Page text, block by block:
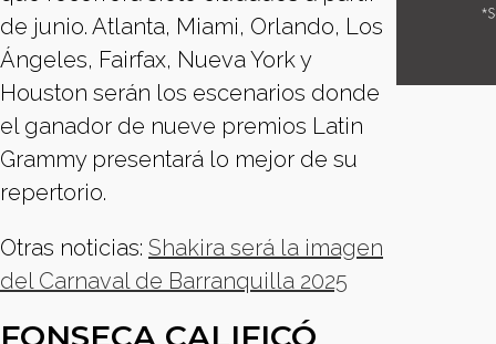
de junio. Atlanta, Miami, Orlando, Los
Ángeles, Fairfax, Nueva York y
Houston serán los escenarios donde
el ganador de nueve premios Latin
Grammy presentará lo mejor de su
repertorio.
Otras noticias: Shakira será la imagen
del Carnaval de Barranquilla 2025
FONSECA CALIFICÓ